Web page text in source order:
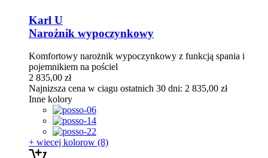
Karl U
Narożnik wypoczynkowy
Komfortowy narożnik wypoczynkowy z funkcją spania i
pojemnikiem na pościel
2 835,00 zł
Najnizsza cena w ciagu ostatnich 30 dni: 2 835,00 zł
Inne kolory
+ wiecej kolorow (8)